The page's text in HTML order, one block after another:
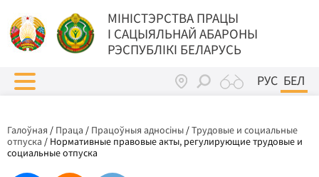
МIНIСТЭРСТВА ПРАЦЫ
I САЦЫЯЛЬНАЙ АБАРОНЫ
РЭСПУБЛІКІ БЕЛАРУСЬ
РУС БЕЛ
Галоўная / Праца / Працоўныя адносіны /Трудовые и социальные
отпуска / Нормативные правовые акты, регулирующие трудовые и
социальные отпуска